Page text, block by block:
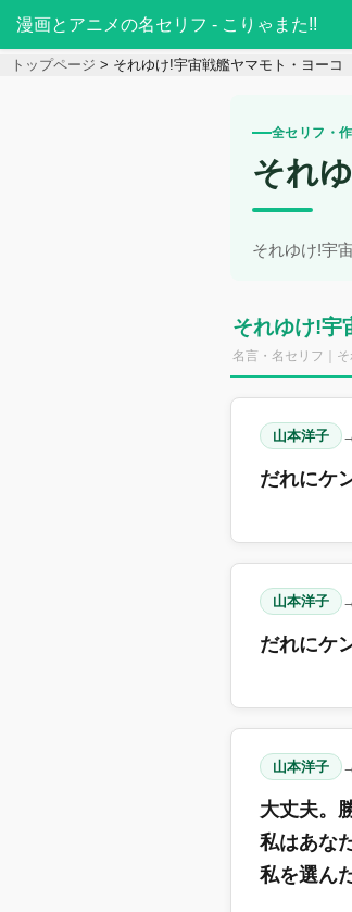
漫画とアニメの名セリフ - こりゃまた!!
トップページ それゆけ!宇宙戦艦ヤマモト・ヨーコ
全セリフ・
それ
それゆけ!宇
それゆけ!宇
名言・名セリフ｜そ
山本洋子
だれにケ
山本洋子
だれにケ
山本洋子
大丈夫。
私はあな
私を選ん